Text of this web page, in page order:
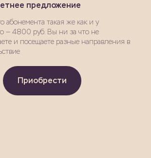
предложение
абонемента такая же как и у
— 4800 руб. Вы ни за что не
и посещаете разные направления в
Приобрести